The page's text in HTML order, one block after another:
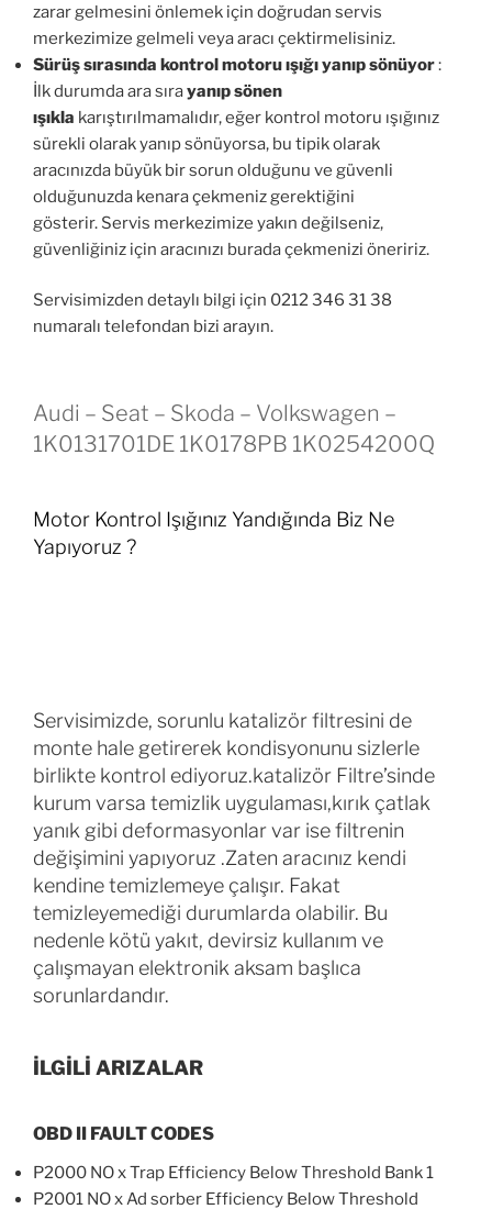
zarar gelmesini önlemek için doğrudan servis
merkezimize gelmeli veya aracı çektirmelisiniz.
Sürüş sırasında kontrol motoru ışığı yanıp sönüyor:
İlk durumda ara sırayanıp sönen
ışıkla karıştırılmamalıdır, eğer kontrol motoru ışığınız
sürekli olarak yanıp sönüyorsa, bu tipik olarak
aracınızda büyük bir sorun olduğunu ve güvenli
olduğunuzda kenara çekmeniz gerektiğini
gösterir. Servis merkezimize yakın değilseniz,
güvenliğiniz için aracınızı burada çekmenizi öneririz.
Servisimizden detaylı bilgi için 0212 346 31 38
numaralı telefondan bizi arayın.
Audi – Seat – Skoda – Volkswagen –
1K0131701DE 1K0178PB 1K0254200Q
Motor Kontrol Işığınız Yandığında Biz Ne
Yapıyoruz ?
Servisimizde, sorunlu katalizör filtresini de
monte hale getirerek kondisyonunu sizlerle
birlikte kontrol ediyoruz.katalizör Filtre’sinde
kurum varsa temizlik uygulaması,kırık çatlak
yanık gibi deformasyonlar var ise filtrenin
değişimini yapıyoruz .Zaten aracınız kendi
kendine temizlemeye çalışır. Fakat
temizleyemediği durumlarda olabilir. Bu
nedenle kötü yakıt, devirsiz kullanım ve
çalışmayan elektronik aksam başlıca
sorunlardandır.
İLGİLİ ARIZALAR
OBD II FAULT CODES
P2000 NO x Trap Efficiency Below Threshold Bank 1
P2001 NO x Ad sorber Efficiency Below Threshold